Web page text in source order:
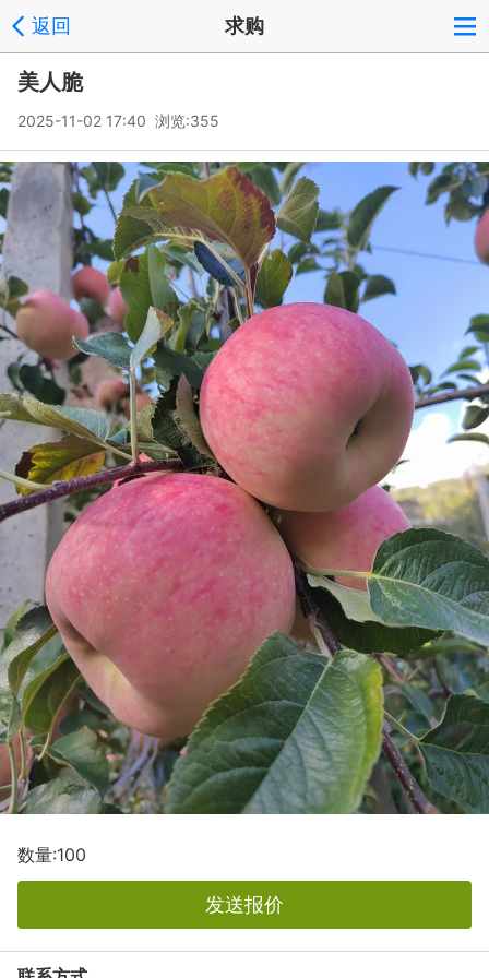
返回 求购
美人脆
2025-11-02 17:40 浏览:355
数量:100
发送报价